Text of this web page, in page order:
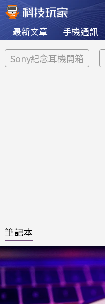
最新文章 手機通訊
Sony紀念耳機開箱
筆記本